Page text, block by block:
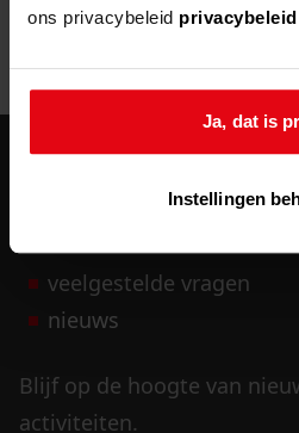
ons privacybeleid privacybeleid
Ja, dat is
Instellingen
een verouderde bladwijzer/favoriet
veelgestelde vragen
nieuws
Blijf op de hoogte van
activiteiten.